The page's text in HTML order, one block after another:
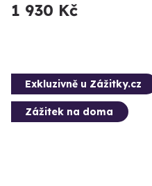
1 930 Kč
Exkluzivně u Zážitky.cz
Zážitek na doma